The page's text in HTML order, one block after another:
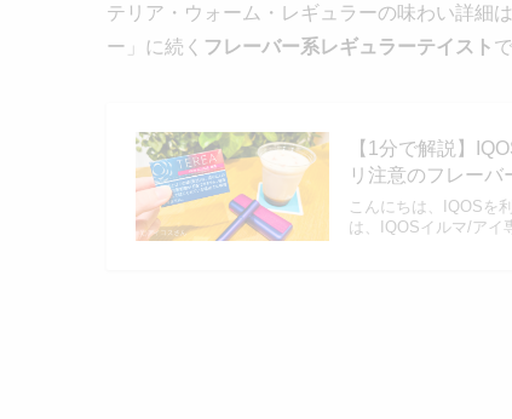
テリア・ウォーム・レギュラーの味わい詳細
ー」に続く フレーバー系レギュラーテイスト
【1分で解説】
リ注意のフレーバ
こんにちは、IQOSを
は、IQOSイルマ/アイ